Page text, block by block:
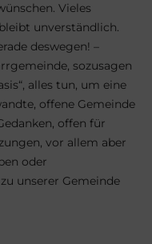
Vieles
unverständlich.
deswegen! –
sozusagen
alles tun, um eine
offene Gemeinde
offen für
vor allem aber
oder
unserer Gemeinde